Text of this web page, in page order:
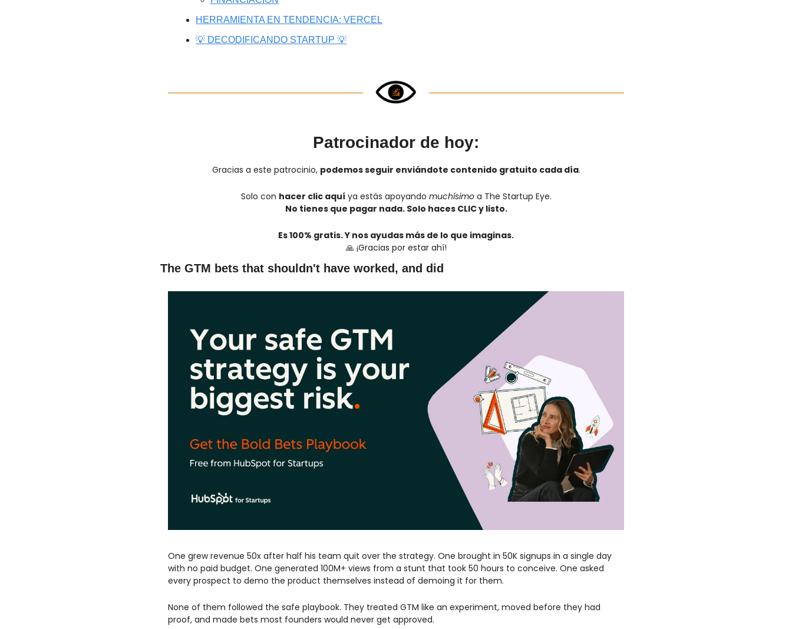
HERRAMIENTA EN TENDENCIA: VERCEL
💡 DECODIFICANDO STARTUP 💡
Patrocinador de hoy:
Gracias a este patrocinio, podemos seguir enviándote contenido gratuito cada día.
Solo con hacer clic aquí ya estás apoyando muchísimo a The Startup Eye.
No tienes que pagar nada. Solo haces CLIC y listo.
Es 100% gratis. Y nos ayudas más de lo que imaginas.
🙏 ¡Gracias por estar ahí!
The GTM bets that shouldn't have worked, and did
One grew revenue 50x after half his team quit over the strategy. One brought in 50K signups in a single day
with no paid budget. One generated 100M+ views from a stunt that took 50 hours to conceive. One asked
every prospect to demo the product themselves instead of demoing it for them.
None of them followed the safe playbook. They treated GTM like an experiment, moved before they had
proof, and made bets most founders would never get approved.